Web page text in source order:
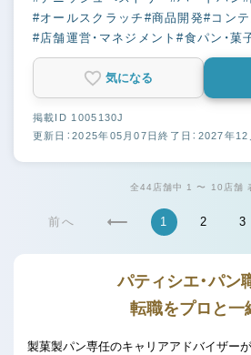
#オールスクラッチ #商品開発#コンテ
#店舗運営・マネジメント#食パン・菓
気になる
掲載ID 1005130J
更新日：2025年05月07日終了日：2027年12
全44店舗中 1 〜 10店舗
前へ 1 2 3
パティシエ・パン
転職をプロと一
製菓製パン専任のキャリアアドバイザー